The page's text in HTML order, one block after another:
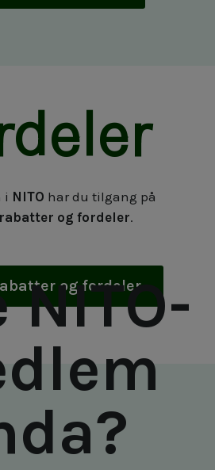
i NITO har du tilgang på
rabatter og fordeler.
og fordeler
NITO-